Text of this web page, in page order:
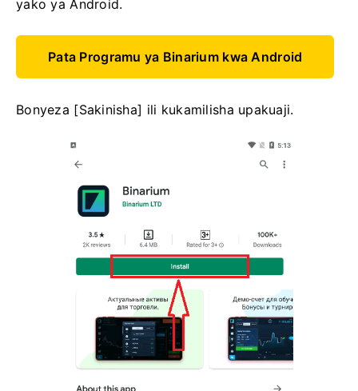
yako ya Android.
Pata Programu ya Binarium kwa Android
Bonyeza [Sakinisha] ili kukamilisha upakuaji.